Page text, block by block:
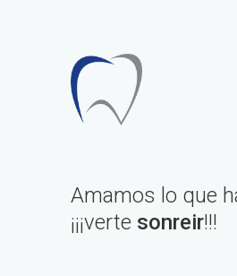
Amamos lo que
¡¡¡verte sonreir!!!